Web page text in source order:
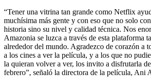
“Tener una vitrina tan grande como Netflix
muchísima más gente y con eso que no solo
historia sino su nivel y calidad técnica. Nos
Amazonia se luzca a través de esta plataforma
alrededor del mundo. Agradezco de corazón a
a los cines a ver la película, y a los que no
la quieran volver a ver, los invito a disfrutarla
febrero”, señaló la directora de la película, Ani